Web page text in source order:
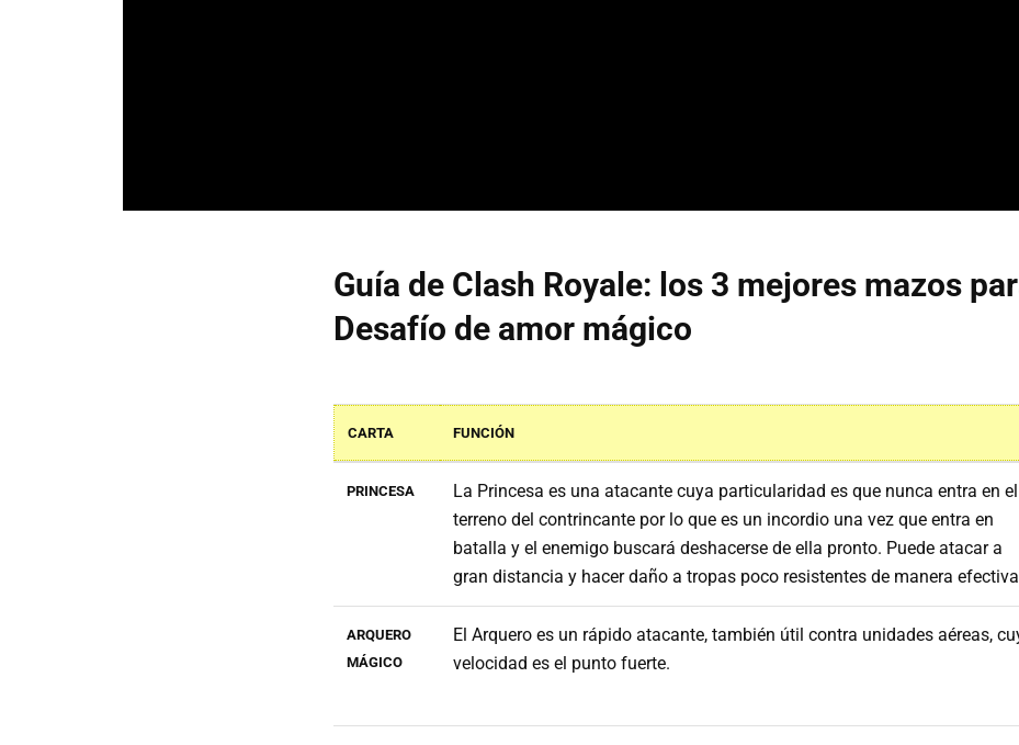
Guía de Clash Royale: los 3 mejores mazos
Desafío de amor mágico
CARTA FUNCIÓN
PRINCESA
La Princesa es una atacante cuya particularidad es que nunca entra en el
terreno del contrincante por lo que es un incordio una vez que entra en
batalla y el enemigo buscará deshacerse de ella pronto. Puede atacar a
gran distancia y hacer daño a tropas poco resistentes de manera
ARQUERO
MÁGICO
El Arquero es un rápido atacante, también útil contra unidades aéreas,
velocidad es el punto fuerte.